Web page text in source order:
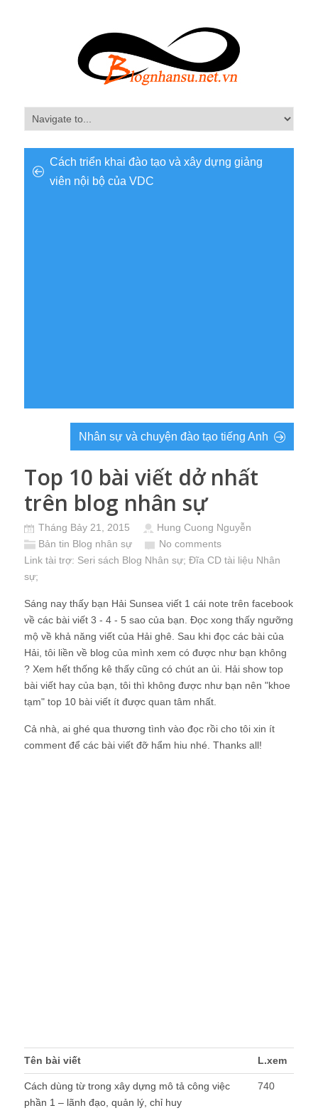
Cách triển khai đào tạo và xây dựng giảng
viên nội bộ của VDC
Nhân sự và chuyện đào tạo tiếng Anh
Top 10 bài viết dở nhất
trên blog nhân sự
Tháng Bảy 21, 2015
Hung Cuong Nguyễn
Bản tin Blog nhân sự
No comments
Link tài trợ: Seri sách Blog Nhân sự; Đĩa CD tài liệu Nhân
sự;
Sáng nay thấy bạn Hải Sunsea viết 1 cái note trên facebook
về các bài viết 3 - 4 - 5 sao của bạn. Đọc xong thấy ngưỡng
mộ về khả năng viết của Hải ghê. Sau khi đọc các bài của
Hải, tôi liền về blog của mình xem có được như bạn không
? Xem hết thống kê thấy cũng có chút an ủi. Hải show top
bài viết hay của bạn, tôi thì không được như bạn nên "khoe
tạm" top 10 bài viết ít được quan tâm nhất.
Cả nhà, ai ghé qua thương tình vào đọc rồi cho tôi xin ít
comment để các bài viết đỡ hẩm hiu nhé. Thanks all!
nhân sự hỗ trợ
Nghiên cứu về headhunting ….headhunter 2.0 735
Các HR thử nhặt tiền lẻ nhé: 1000 VND/ lần thì